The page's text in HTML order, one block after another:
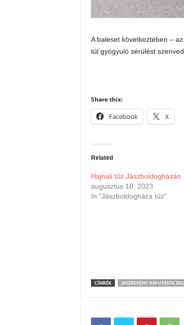
A baleset következtében –
túl gyógyuló sérülést
Share this:
Facebook X
Related
Hajnali tűz Jászboldogházán
augusztus 10, 2023
In "Jászboldogháza tűz"
CÍMKÉK JÁSZBERÉNY RÁFUTÁSOS